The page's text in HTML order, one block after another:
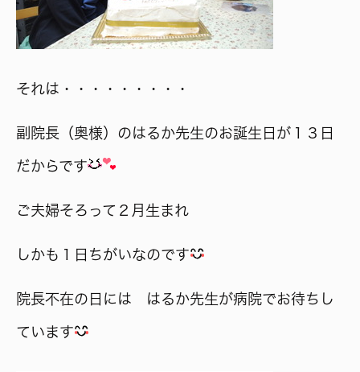
それは・・・・・・・・・
副院長（奥様）のはるか先生のお誕生日が１３日
だからです
ご夫婦そろって２月生まれ
しかも１日ちがいなのです
院長不在の日には はるか先生が病院でお待ちし
ています